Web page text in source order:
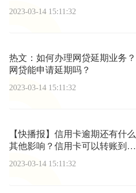
2023-03-14 15:11:32
热文：如何办理网贷延期业务？
网贷能申请延期吗？
2023-03-14 15:11:32
【快播报】信用卡逾期还有什么
其他影响？信用卡可以转账到银
行卡吗？
2023-03-14 15:11:32